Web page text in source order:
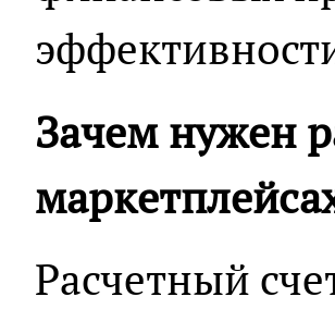
Зачем нужен
Расчетный